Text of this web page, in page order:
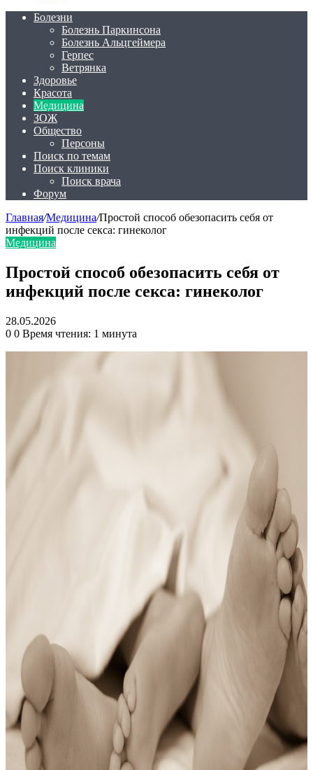
Болезни
Болезнь Паркинсона
Болезнь Альцгеймера
Герпес
Ветрянка
Здоровье
Красота
Медицина
ЗОЖ
Общество
Персоны
Поиск по темам
Поиск клиники
Поиск врача
Форум
Главная/Медицина/Простой способ обезопасить себя от
инфекций после секса: гинеколог
Медицина
Простой способ обезопасить себя от
инфекций после секса: гинеколог
28.05.2026
0 0 Время чтения: 1 минута